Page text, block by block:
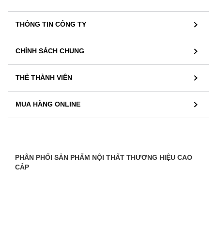
THÔNG TIN CÔNG TY
CHÍNH SÁCH CHUNG
THẺ THÀNH VIÊN
MUA HÀNG ONLINE
PHÂN PHỐI SẢN PHẨM NỘI THẤT THƯƠNG HIỆU CAO
CẤP